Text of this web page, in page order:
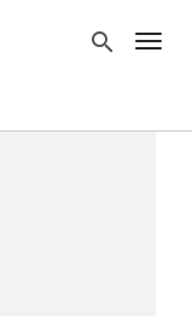
search